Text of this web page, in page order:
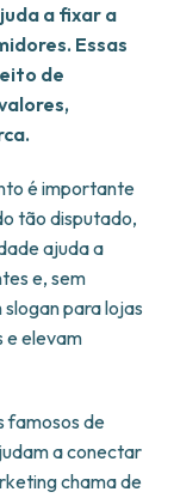
a fixar a
Essas
de
é importante
tão disputado,
ajuda a
e, sem
para lojas
e elevam
famosos de
a conectar
chama de